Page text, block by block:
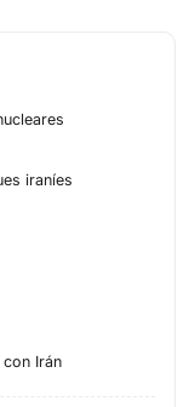
iraníes
Irán